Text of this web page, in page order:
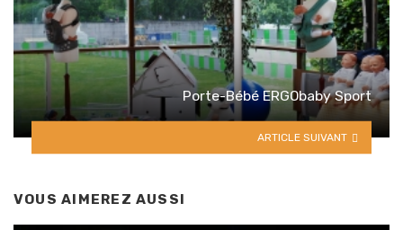
Porte-Bébé ERGObaby Sport
ARTICLE SUIVANT
VOUS AIMEREZ AUSSI